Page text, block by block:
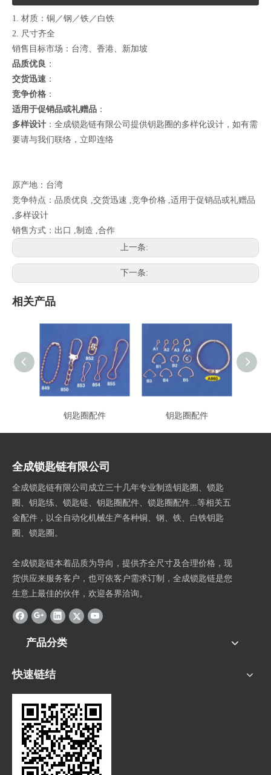
1. 材质：铜／钢／铁／白铁
2. 尺寸齐全
销售目标市场：台湾、香港、新加坡
品质优良 ：
交货迅速 ：
竞争价格 ：
适用于促销品或礼赠品 ：
多样设计 ：全成锁匙链有限公司提供钥匙圈的多样化设计，如有需
要请与我们联络， 立即连络
原产地：台湾
竞争特点：品质优良 ,交货迅速 ,竞争价格 ,适用于促销品或礼赠品
,多样设计
销售方式：出口 ,制造 ,合作
上一条:
下一条:
相关产品
钥匙圈配件 钥匙圈配件
全成锁匙链有限公司
全成锁匙链有限公司成立三十几年专业制造钥匙圈、锁匙
圈、钥匙练、锁匙链、钥匙圈配件、锁匙圈配件...等相关五
金配件，以全自动化机械生产各种铜、钢、铁、白铁钥匙
圈、锁匙圈。
全成锁匙链本着品质为导向，提供齐全尺寸及合理价格，现
货供应来服务客户，也可依客户需求订制，全成锁匙链是您
生意上最佳的伙伴，欢迎各界洽询。
产品分类
快速链结